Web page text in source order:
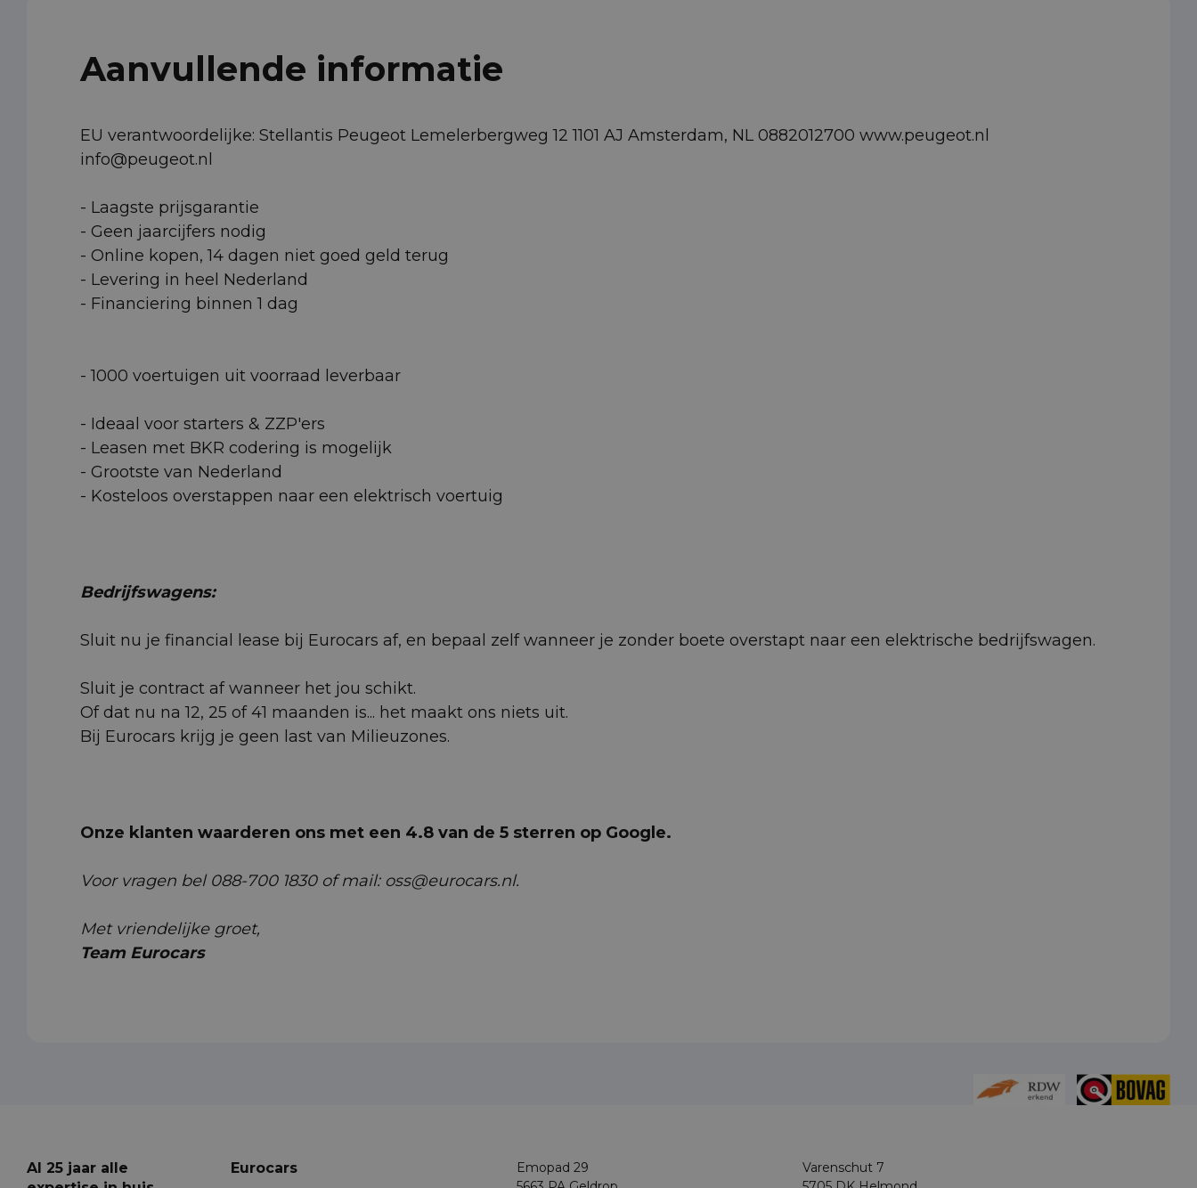
Aanvullende informatie
EU verantwoordelijke: Stellantis Peugeot Lemelerbergweg 12 1101 AJ Amsterdam, NL 0882012700 www.peugeot.nl
info@peugeot.nl
- Laagste prijsgarantie
- Geen jaarcijfers nodig
- Online kopen, 14 dagen niet goed geld terug
- Levering in heel Nederland
- Financiering binnen 1 dag
- 1000 voertuigen uit voorraad leverbaar
- Ideaal voor starters & ZZP'ers
- Leasen met BKR codering is mogelijk
- Grootste van Nederland
- Kosteloos overstappen naar een elektrisch voertuig
Bedrijfswagens:
Sluit nu je financial lease bij Eurocars af, en bepaal zelf wanneer je zonder boete overstapt naar een elektrische bedrijfswagen.
Sluit je contract af wanneer het jou schikt.
Of dat nu na 12, 25 of 41 maanden is... het maakt ons niets uit.
Bij Eurocars krijg je geen last van Milieuzones.
Onze klanten waarderen ons met een 4.8 van de 5 sterren op Google.
Voor vragen bel 088-700 1830 of mail: oss@eurocars.nl.
Met vriendelijke groet,
Team Eurocars
Al 25 jaar alle
Eurocars
Emopad 29
Varenschut 7